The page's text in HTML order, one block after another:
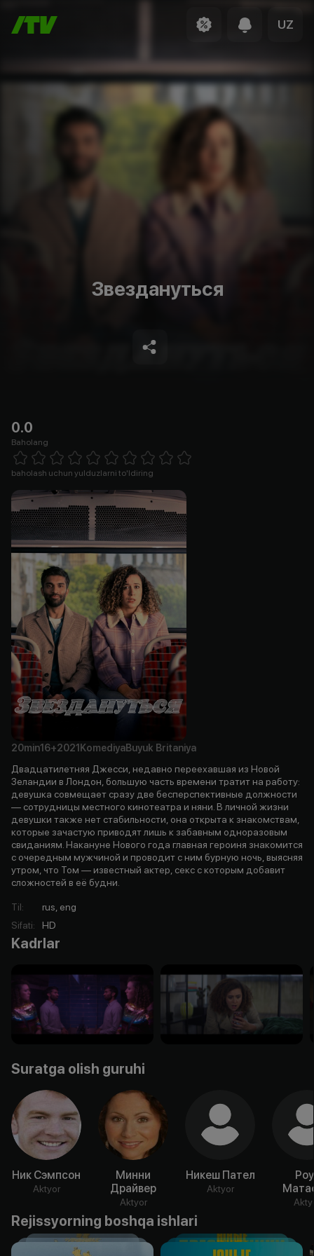
UZ
Звездануться
0.0
Baholang
1 Star 2 Stars 3 Stars 4 Stars5 Stars 6 Stars7 Stars8 Stars
baholash uchun yulduzlarni to'ldiring
20min16+2021 KomediyaBuyuk Britaniya
Двадцатилетняя Джесси, недавно переехавшая из Новой
Зеландии в Лондон, большую часть времени тратит на работу:
девушка совмещает сразу две бесперспективные должности
— сотрудницы местного кинотеатра и няни. В личной жизни
девушки также нет стабильности, она открыта к знакомствам,
которые зачастую приводят лишь к забавным одноразовым
свиданиям. Накануне Нового года главная героиня знакомится
с очередным мужчиной и проводит с ним бурную ночь, выясняя
утром, что Том — известный актер, секс с которым добавит
сложностей в её будни.
Til:
rus, eng
Sifati: HD
Kadrlar
Suratga olish guruhi
Ник Сэмпсон
Aktyor
Минни
Драйвер
Aktyor
Никеш Пател
Aktyor
Rejissyorning boshqa ishlari